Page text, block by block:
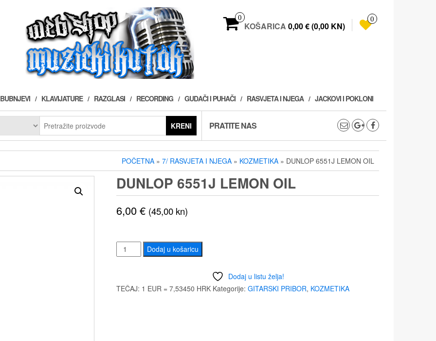
0
KOŠARICA 0,00 € (0,00 KN)
0
BUBNJEVI KLAVIJATURE RAZGLASI RECORDING GUDAČI I PUHAČI RASVJETA I NJEGA JACKOVI I POKLONI
KRENI PRATITE NAS
POČETNA » 7/ RASVJETA I NJEGA » KOZMETIKA » DUNLOP 6551J LEMON OIL
DUNLOP 6551J LEMON OIL
6,00€ (45,00 kn)
DUNLOP
6551J
OIL
Dodaj u košaricu
Dodaj u listu želja!
TEČAJ: 1 EUR = 7,53450 HRK Kategorije: GITARSKI PRIBOR, KOZMETIKA